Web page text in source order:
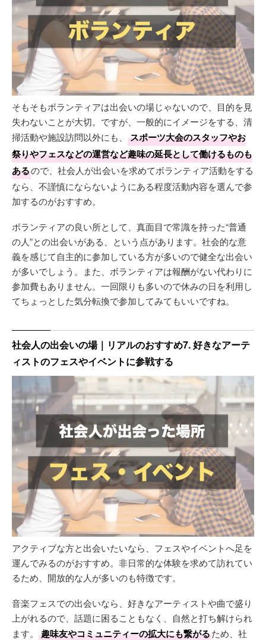
そもそもボランティアは出会いの場じゃないので、目的を見
失わないことが大切。ですが、一般的にイメージをする、清
掃活動や施設訪問以外にも、
スポーツ大会のスタッフやお
祭りやフェスなどの運営など趣味の延長として働けるものも
あるので、社会人が出会いを求めてボランティア活動をする
なら、不謹慎にならないようにある程度活動内容を選んで参
加するのがおすすめ。
ボランティアの良い所として、真面目で常識を持った“普通
の人”との出会いがある、という点があります。社会的な意
義を感じて自主的に参加している方が多いので健全な出会い
が多いでしょう。また、ボランティアは報酬がない代わりに
参加費もありません。一回限りも多いので休みの日を利用し
てちょっとした気分転換で参加してみてもいいですね。
社会人の出会いの場｜リアルのおすすめ7. 好きなアーテ
ィストのフェスやイベントに参戦する
アクティブな方と出会いたいなら、フェスやイベントへ足を
運んでみるのがおすすめ。非日常的な体験を求めて訪れてい
るため、開放的な人が多いのも特徴です。
音楽フェスでの出会いなら、好きなアーティストや曲で盛り
上がれるので、話題に困ることもなく、自然と打ち解けられ
ます。
趣味友やコミュニティーの拡大にも繋がるため、社